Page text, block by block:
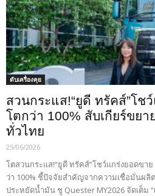
ดับเครื่องคุย
สวนกระแส!“ยูดี ทรัคส์”โช
โตกว่า 100% สับเกียร์ขย
ทั่วไทย
25/06/2026
โตสวนกระแส!“ยูดี ทรัคส์”โชว์แกร่งยอดขาย
ว่า 100% ชี้ปัจจัยสำคัญจากความเชื่อมั่นผ
ประหยัดน้ำมัน ชู Quester MY2026 จัดเต็ม